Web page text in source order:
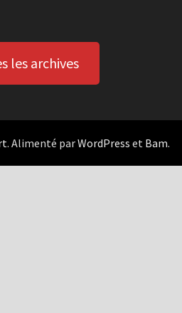
les archives
. Alimenté parWordPress et Bam.